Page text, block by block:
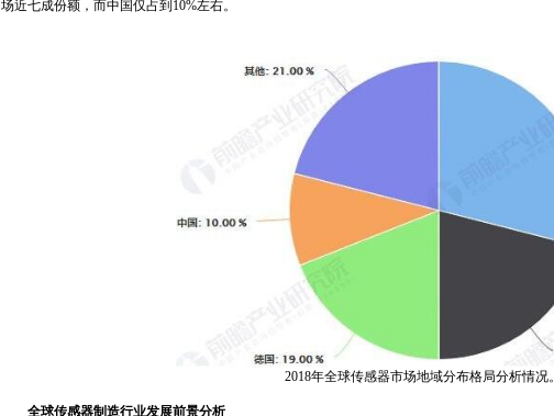
场近七成份额，而中国仅占到10%左右。
2018年全球传感器市场地域分布格局分析情况
全球传感器制造行业发展前景分析